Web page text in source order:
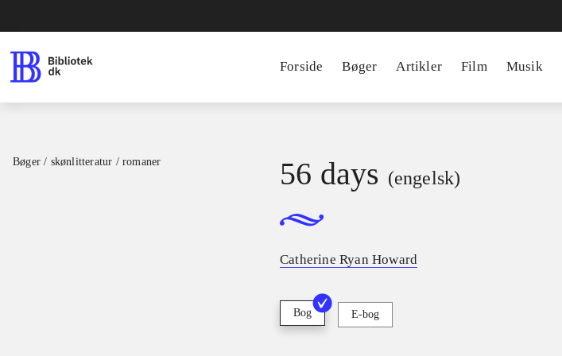
Forside Bøger Artikler Film Musik
Bøger / skønlitteratur / romaner 56 days (engelsk)
Catherine Ryan Howard
Bog E-bog